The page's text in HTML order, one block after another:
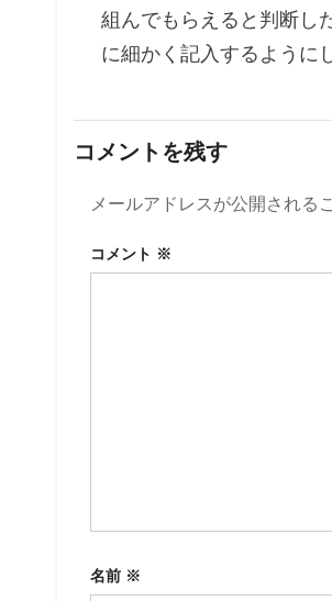
組んでもらえると判断し
に細かく記入するように
コメントを残す
メールアドレスが公開される
コメント ※
名前 ※